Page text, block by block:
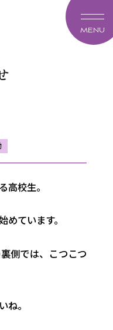
MENU
高校生。
ています。
側では、こつこつ
ね。